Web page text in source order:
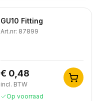
GU10 Fitting
Art.nr: 87899
€ 0,48
incl. BTW
Op voorraad